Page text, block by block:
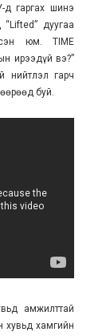
д гаргах шинэ
дуугаа
юм. TIME
ирээдүй вэ?”
нийтлэл гарч
буй.
амжилттай
хамгийн